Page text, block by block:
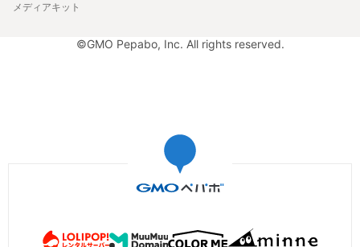
メディアキット
©GMO Pepabo, Inc. All rights reserved.